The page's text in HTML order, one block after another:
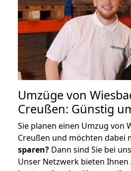
Umzüge von
Creußen: Günstig
Sie planen einen Umzug von
Creußen und möchten dabei
sparen? Dann sind Sie bei
Unser Netzwerk bieten Ihnen